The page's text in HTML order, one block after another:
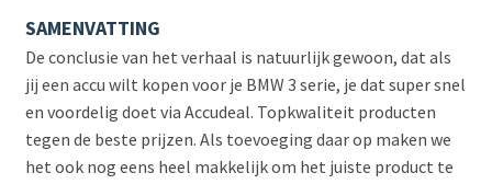
SAMENVATTING
De conclusie van het verhaal is natuurlijk gewoon, dat als
jij een accu wilt kopen voor je BMW 3 serie, je dat super snel
en voordelig doet via Accudeal. Topkwaliteit producten
tegen de beste prijzen. Als toevoeging daar op maken we
het ook nog eens heel makkelijk om het juiste product te